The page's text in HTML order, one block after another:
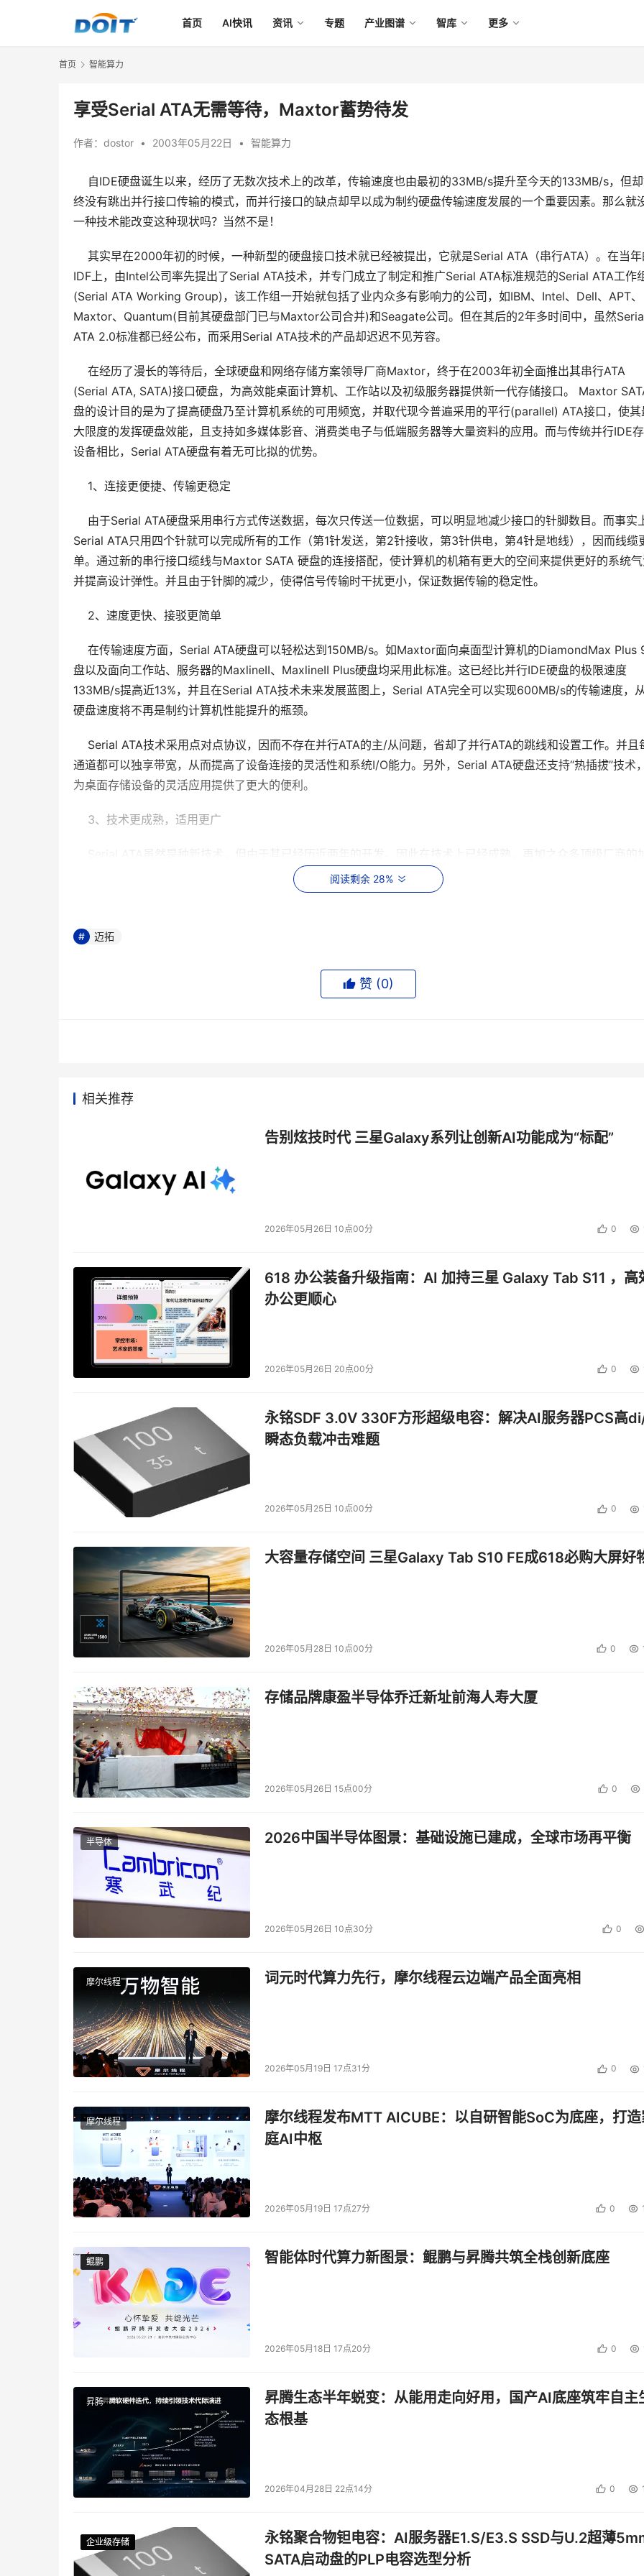
首页 AI快讯 资讯 专题 产业图谱 智库 更多
首页 智能算力
享受Serial ATA无需等待，Maxtor蓄势待发
作者： dostor • 2003年05月22日 • 智能算力
自IDE硬盘诞生以来，经历了无数次技术上的改革，传输速度也由最初的33MB/s提升至今天的133MB/s，但
终没有跳出并行接口传输的模式，而并行接口的缺点却早以成为制约硬盘传输速度发展的一个重要因素。那么就
一种技术能改变这种现状吗？当然不是！
其实早在2000年初的时候，一种新型的硬盘接口技术就已经被提出，它就是Serial ATA（串行ATA）。在当年
IDF上，由Intel公司率先提出了Serial ATA技术，并专门成立了制定和推广Serial ATA标准规范的Serial ATA工作
(Serial ATA Working Group)，该工作组一开始就包括了业内众多有影响力的公司，如IBM、Intel、Dell、APT、
Maxtor、Quantum(目前其硬盘部门已与Maxtor公司合并)和Seagate公司。但在其后的2年多时间中，虽然
ATA 2.0标准都已经公布，而采用Serial ATA技术的产品却迟迟不见芳容。
在经历了漫长的等待后，全球硬盘和网络存储方案领导厂商Maxtor，终于在2003年初全面推出其串行ATA
(Serial ATA, SATA)接口硬盘，为高效能桌面计算机、工作站以及初级服务器提供新一代存储接口。 Maxtor
盘的设计目的是为了提高硬盘乃至计算机系统的可用频宽，并取代现今普遍采用的平行(parallel) ATA接口，使其
大限度的发挥硬盘效能，且支持如多媒体影音、消费类电子与低端服务器等大量资料的应用。而与传统并行IDE
设备相比，Serial ATA硬盘有着无可比拟的优势。
1、连接更便捷、传输更稳定
由于Serial ATA硬盘采用串行方式传送数据，每次只传送一位数据，可以明显地减少接口的针脚数目。而事实
Serial ATA只用四个针就可以完成所有的工作（第1针发送，第2针接收，第3针供电，第4针是地线），因而线缆
单。通过新的串行接口缆线与Maxtor SATA 硬盘的连接搭配，使计算机的机箱有更大的空间来提供更好的系统
并提高设计弹性。并且由于针脚的减少，使得信号传输时干扰更小，保证数据传输的稳定性。
2、速度更快、接驳更简单
在传输速度方面，Serial ATA硬盘可以轻松达到150MB/s。如Maxtor面向桌面型计算机的DiamondMax Plus
盘以及面向工作站、服务器的MaxlineII、MaxlineII Plus硬盘均采用此标准。这已经比并行IDE硬盘的极限速度
133MB/s提高近13%，并且在Serial ATA技术未来发展蓝图上，Serial ATA完全可以实现600MB/s的传输速度，
硬盘速度将不再是制约计算机性能提升的瓶颈。
Serial ATA技术采用点对点协议，因而不存在并行ATA的主/从问题，省却了并行ATA的跳线和设置工作。并且
通道都可以独享带宽，从而提高了设备连接的灵活性和系统I/O能力。另外，Serial ATA硬盘还支持“热插拔”技术
为桌面存储设备的灵活应用提供了更大的便利。
3、技术更成熟，适用更广
盟，Serial ATA的发展前景将是无可限量的。目前众多板卡厂商已经推出相应的支持Serial ATA硬盘的芯片组以及
它设备，因此无论是在硬件、还是操作系统上都能与之兼容，这就意味着不必更改目前的任何驱动程序和操作系统
DVD、磁带机和各种大容量移动存储设备等。
任何事物的发展都是相辅相成的，在板卡厂商纷纷推出支持Serial ATA接口的设备后，作为全球最大硬盘商的
Maxtor自然不会在存储界甘于人后。继去年Maxtor发布支持Serial ATA接口的存储设备后，在今年第一季度相继
领域的强大技术实力以及良好的售后服务，相信Serial ATA硬盘会在不久的将来成为存储设备市场的主流产品，并
阅读剩余 28%
迈拓
赞 (0)
相关推荐
告别炫技时代 三星Galaxy系列让创新AI功能成为“标配”
2026年05月26日 10点00分 0
618 办公装备升级指南：AI 加持三星 Galaxy Tab S11 ，高
办公更顺心
2026年05月26日 20点00分 0
永铭SDF 3.0V 330F方形超级电容：解决AI服务器PCS高
瞬态负载冲击难题
2026年05月25日 10点00分 0
大容量存储空间 三星Galaxy Tab S10 FE成618必购大屏好
2026年05月28日 10点00分 0
存储品牌康盈半导体乔迁新址前海人寿大厦
2026年05月26日 15点00分 0
半导体 2026中国半导体图景：基础设施已建成，全球市场再平衡
2026年05月26日 10点30分 0
摩尔线程 词元时代算力先行，摩尔线程云边端产品全面亮相
2026年05月19日 17点31分 0
摩尔线程
摩尔线程发布MTT AICUBE：以自研智能SoC为底座，打
庭AI中枢
2026年05月19日 17点27分 0
鲲鹏
鲲鹏 智能体时代算力新图景：鲲鹏与昇腾共筑全栈创新底座
2026年05月18日 17点20分 0
昇腾
昇腾生态半年蜕变：从能用走向好用，国产AI底座筑牢自主
态根基
2026年04月28日 22点14分 0
企业级存储
企业级存储
企业级存储
企业级存储
永铭聚合物钽电容：AI服务器E1.S/E3.S SSD与U.2超薄
SATA启动盘的PLP电容选型分析